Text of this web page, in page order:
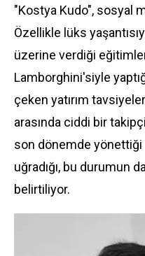
"Kostya Kudo", sosyal
Özellikle lüks
üzerine verdiği
Lamborghini'siyle
çeken yatırım
arasında ciddi bir
son dönemde yönettiği
uğradığı, bu durumun
belirtiliyor.